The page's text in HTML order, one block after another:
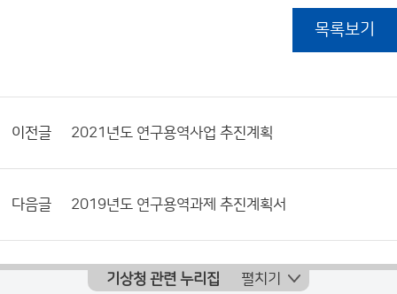
목록보기
이전글 2021년도 연구용역사업 추진계획
다음글 2019년도 연구용역과제 추진계획서
기상청 관련 누리집 펼치기